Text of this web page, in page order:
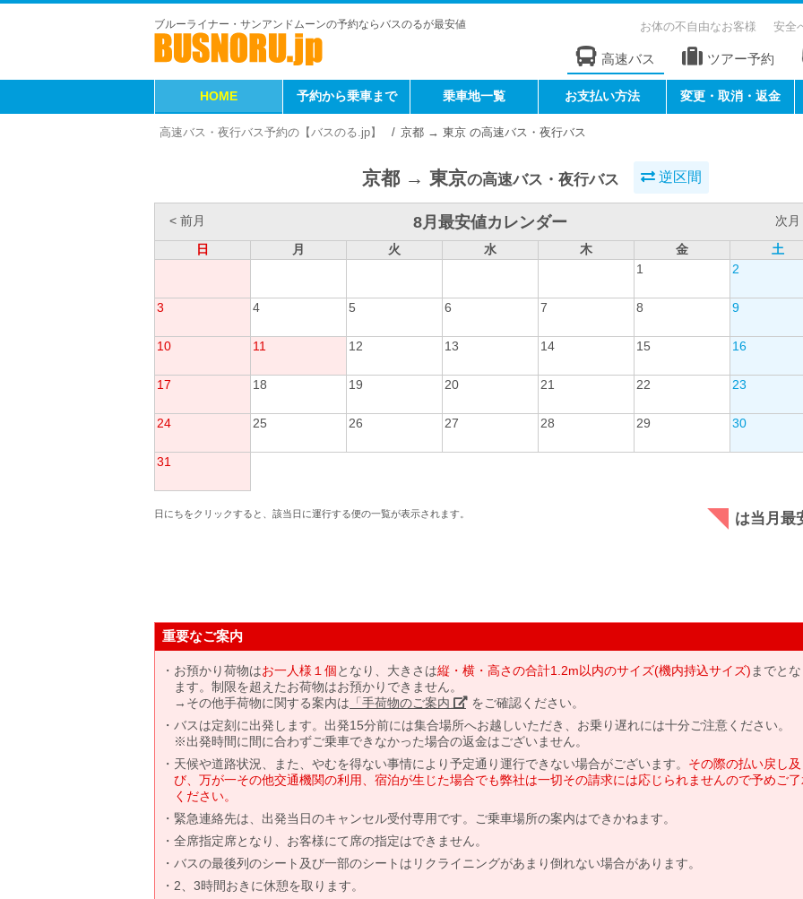
ブルーライナー・サンアンドムーンの予約ならバスのるが最安値 お体の不自由なお客様 安全
高速バス ツアー予約
HOME 予約から乗車まで 乗車地一覧 お支払い方法 変更・取消・返金
高速バス・夜行バス予約の【バスのる.jp】 京都 → 東京 の高速バス・夜行バス
京都 → 東京の高速バス・夜行バス 逆区間
< 前月 8月最安値カレンダー
次月
日
月 火 水 木 金
土
1
2
3 4 5 6 7 8 9
10 11 12 13 14 15 16
17 18 19 20 21 22 23
24 25 26 27 28 29 30
31
日にちをクリックすると、該当日に運行する便の一覧が表示されます。 は当月最
重要なご案内
お預かり荷物はお一人様１個となり、大きさは縦・横・高さの合計1.2m以内のサイズ(機内持込サイズ) までと
ます。制限を超えたお荷物はお預かりできません。
→その他手荷物に関する案内は 「手荷物のご案内」 をご確認ください。
バスは定刻に出発します。出発15分前には集合場所へお越しいただき、お乗り遅れには十分ご注意ください。
※出発時間に間に合わずご乗車できなかった場合の返金はございません。
天候や道路状況、また、やむを得ない事情により予定通り運行できない場合がございます。 その際の払い戻し及
び、万が一その他交通機関の利用、宿泊が生じた場合でも弊社は一切その請求には応じられませんので予めご
ください。
緊急連絡先は、出発当日のキャンセル受付専用です。ご乗車場所の案内はできかねます。
全席指定席となり、お客様にて席の指定はできません。
バスの最後列のシート及び一部のシートはリクライニングがあまり倒れない場合があります。
2、3時間おきに休憩を取ります。